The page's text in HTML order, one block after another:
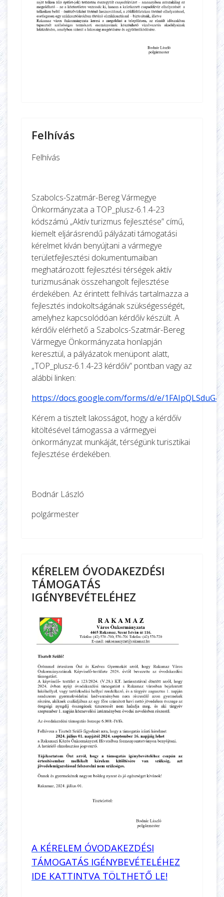
Felhívás
Felhívás
Szabolcs-Szatmár-Bereg Vármegye
Önkormányzata a TOP_plusz-6.1.4-23
kódszámú „Aktív turizmus fejlesztése” című,
kiemelt eljárásrendű pályázati támogatási
kérelmet kíván benyújtani a vármegye
területfejlesztési dokumentumaiban
meghatározott fejlesztési térségek aktív
turizmusának összehangolt fejlesztése
érdekében. Az érintett felhívás tartalmazza a
fejlesztés indokoltságának szükségességét,
amelyhez kapcsolódóan kérdőív készült. A
kérdőív elérhető a Szabolcs-Szatmár-Bereg
Vármegye Önkormányzata honlapján
keresztül, a pályázatok menüpont alatt,
„TOP_plusz-6.1.4-23 kérdőív” pontban vagy az
alábbi linken:
https://docs.google.com/forms/d/e/
Kérem a tisztelt lakosságot, hogy a kérdőív
kitöltésével támogassa a vármegyei
önkormányzat munkáját, térségünk turisztikai
fejlesztése érdekében.
Bodnár László
polgármester
KÉRELEM ÓVODAKEZDÉSI
TÁMOGATÁS
IGÉNYBEVÉTELÉHEZ
A KÉRELEM ÓVODAKEZDÉSI
TÁMOGATÁS IGÉNYBEVÉTELÉHEZ
IDE KATTINTVA TÖLTHETŐ LE!